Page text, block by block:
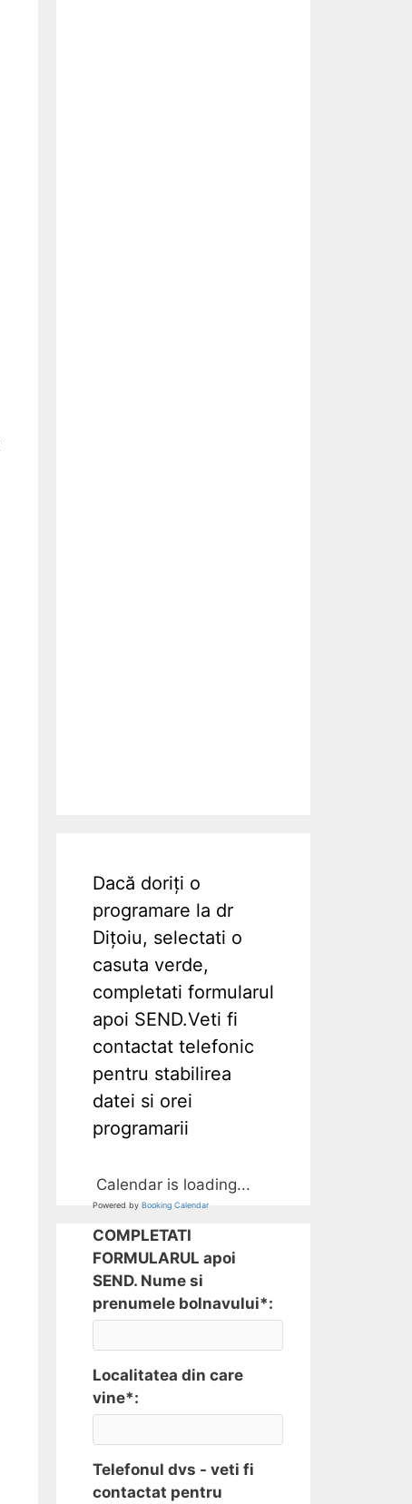
Dacă doriți o
programare la dr
Dițoiu, selectati o
casuta verde,
completati formularul
apoi SEND.Veti fi
contactat telefonic
pentru stabilirea
datei si orei
programarii
Calendar is loading...
Powered by Booking Calendar
COMPLETATI
FORMULARUL apoi
SEND. Nume si
prenumele bolnavului*:
Localitatea din care
vine*:
Telefonul dvs - veti fi
contactat pentru